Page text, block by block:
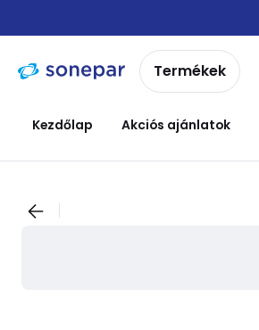
navigációhoztartalomra
Termékek
Kezdőlap Akciós ajánlatok